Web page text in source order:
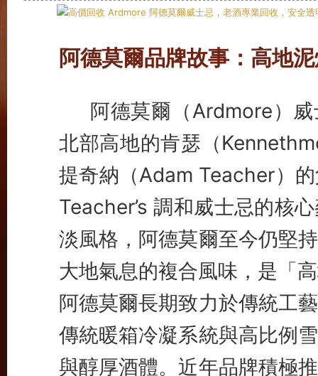
阿德莫爾品牌故事：高地
阿德莫爾（Ardmore）
北部高地的肯瑟（
提奇納（Adam Teacher）
Teacher’s 調和威士忌的核
淡風格，阿德莫爾至今仍堅
大地氣息的複合風味，是「
阿德莫爾長期致力於傳統工
傳統暖箱冷凝系統與高比例
與醇厚酒體。近年品牌積極